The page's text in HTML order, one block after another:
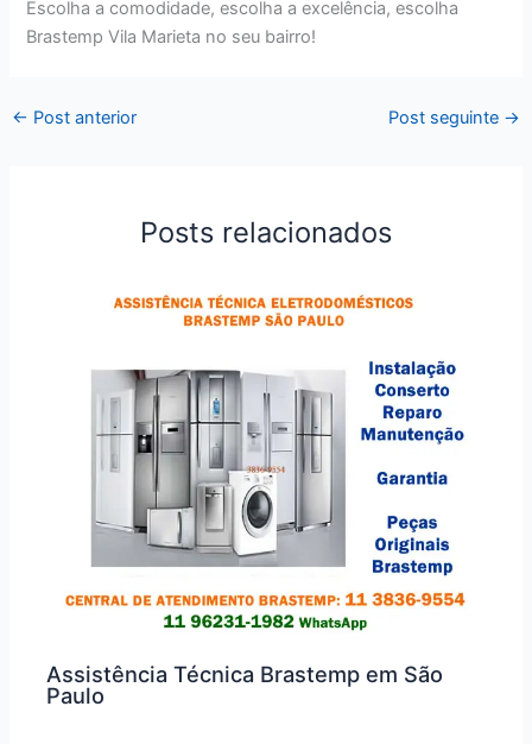
Escolha a comodidade, escolha a excelência, escolha
Brastemp Vila Marieta no seu bairro!
← Post anterior Post seguinte →
Posts relacionados
Assistência Técnica Brastemp em São
Paulo